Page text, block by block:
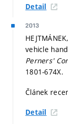
Detail
2013
vehicle
Perners'
1801-674X.
Článek
Detail